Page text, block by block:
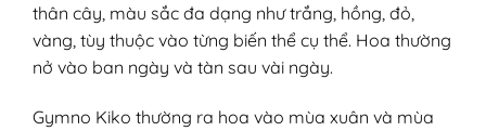
thân cây, màu sắc đa dạng như trắng, hồng, đỏ,
vàng, tùy thuộc vào từng biến thể cụ thể. Hoa thường
nở vào ban ngày và tàn sau vài ngày.
Gymno Kiko thường ra hoa vào mùa xuân và mùa